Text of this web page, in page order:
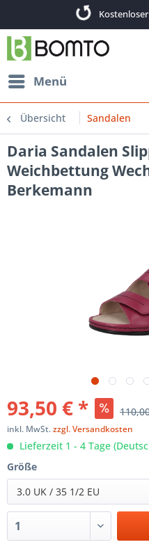
Kostenloser
Menü
Übersicht Sandalen
Daria Sandalen
Weichbettung
Berkemann
93,50 € *
inkl. MwSt.zzgl. Versandkosten
Lieferzeit 1 - 4 Tage
Größe
3.0 UK / 35 1/2 EU